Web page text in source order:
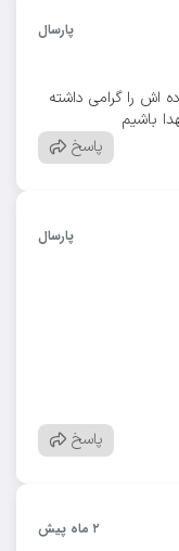
پارسال
اش را گرامی داشته
باشیم
پاسخ
پارسال
پاسخ
۲ ماه پیش